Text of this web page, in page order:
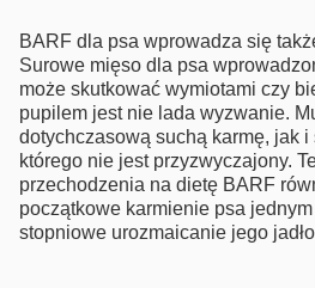
BARF dla psa wprowadza się
Surowe mięso dla psa
może skutkować wymiotami czy
pupilem jest nie lada wyzwanie.
dotychczasową suchą karmę, jak
którego nie jest przyzwyczajony.
przechodzenia na dietę BARF
początkowe karmienie psa
stopniowe urozmaicanie jego